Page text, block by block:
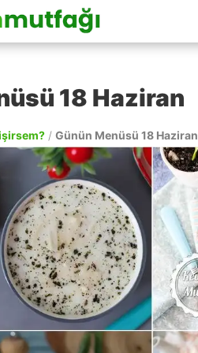
18 Haziran
/ Günün Menüsü 18 Haziran